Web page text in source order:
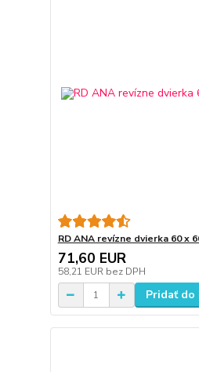
RD ANA revízne dvierka 60 x
71,60 EUR
58,21 EUR bez DPH
Pridať do